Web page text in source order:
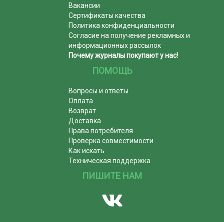
Вакансии
Сертификаты качества
Политика конфиденциальности
Согласие на получение рекламных и
информационных рассылок
Почему журналы покупают у нас!
ПОМОЩЬ
Вопросы и ответы
Оплата
Возврат
Доставка
Права потребителя
Проверка совместимости
Как искать
Техническая поддержка
ПИШИТЕ НАМ